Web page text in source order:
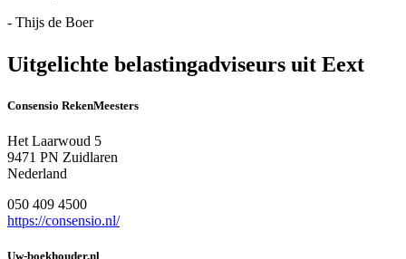
- Thijs de Boer
Uitgelichte belastingadviseurs uit Eext
Consensio RekenMeesters
Het Laarwoud 5
9471 PN Zuidlaren
Nederland
050 409 4500
https://consensio.nl/
Uw-boekhouder.nl